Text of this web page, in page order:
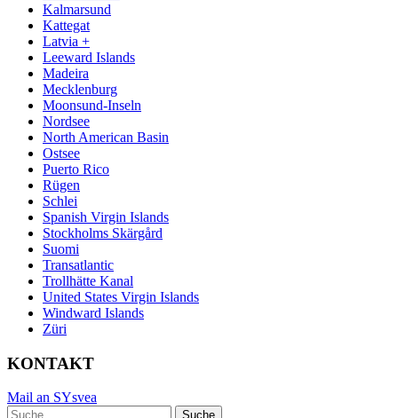
Kalmarsund
Kattegat
Latvia +
Leeward Islands
Madeira
Mecklenburg
Moonsund-Inseln
Nordsee
North American Basin
Ostsee
Puerto Rico
Rügen
Schlei
Spanish Virgin Islands
Stockholms Skärgård
Suomi
Transatlantic
Trollhätte Kanal
United States Virgin Islands
Windward Islands
Züri
KONTAKT
Mail an SYsvea
Suche
Suche